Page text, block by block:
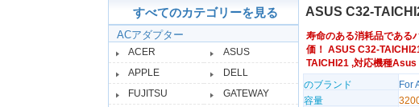
すべてのカテゴリーを見る
ACアダプター
ACER
ASUS
APPLE
DELL
FUJITSU
GATEWAY
ASUS C32-
寿命のある消耗品である
価！ ASUS C32-
TAICHI21 ,対応機種
のブランド
For
容量